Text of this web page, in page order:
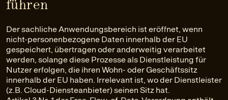
führen
Der sachliche Anwendungsbereich ist eröffnet, wenn
nicht-personenbezogene Daten innerhalb der EU
gespeichert, übertragen oder anderweitig verarbeitet
werden, solange diese Prozesse als Dienstleistung für
Nutzer erfolgen, die ihren Wohn- oder Geschäftssitz
innerhalb der EU haben. Irrelevant ist, wo der Dienstleister
(z.B. Cloud-Diensteanbieter) seinen Sitz hat.